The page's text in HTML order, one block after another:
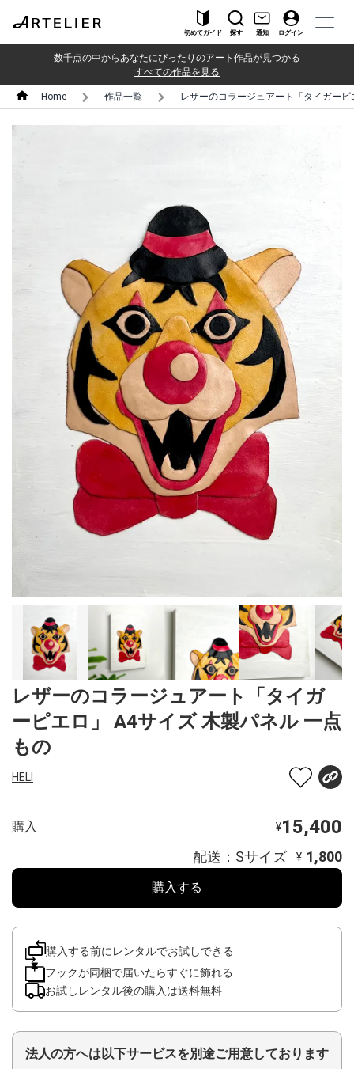
初めてガイド 探す 通知 ログイン
数千点の中からあなたにぴったりのアート作品が見つかる
すべての作品を見る
Home 作品一覧 レザーのコラージュアート「タイガー
レザーのコラージュアート「タイガ
ーピエロ」 A4サイズ 木製パネル 一点
もの
HELI
購入 ¥15,400
配送：Sサイズ ¥ 1,800
購入する
購入する前にレンタルでお試しできる
フックが同梱で届いたらすぐに飾れる
お試しレンタル後の購入は送料無料
法人の方へは以下サービスを別途ご用意しております